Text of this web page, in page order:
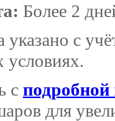
Более 2
указано с
условиях.
с
для